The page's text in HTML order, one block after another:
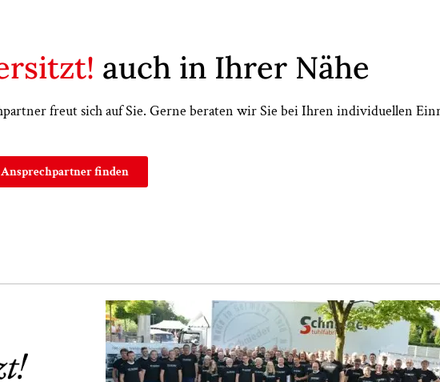
auch in Ihrer Nähe
freut sich auf Sie. Gerne beraten wir Sie bei Ihren individuellen
finden